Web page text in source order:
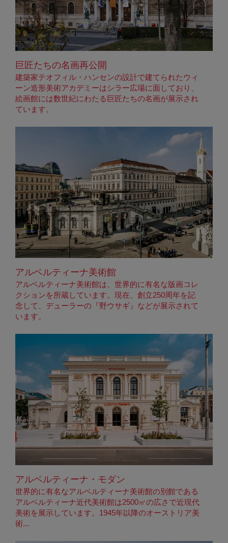
巨匠たちの名画再公開
建築家テオフィル・ハンセンの設計で建てられたウィ
ーン造形美術アカデミーはシラー広場に面しており、
絵画館には数世紀にわたる巨匠たちの名画が展示され
ています。
アルベルティーナ美術館
アルベルティーナ美術館は、世界的に有名な版画コレ
クションを所蔵しています。現在、創立250周年を記
念して、デューラーの『野ウサギ』などが展示されて
います。
アルベルティーナ・モダン
世界的に有名なアルベルティーナ美術館の別館である
アルベルティーナ近代美術館は2500㎡の広さで近現代
美術を展示しています。1945年以降のオーストリア美
術...